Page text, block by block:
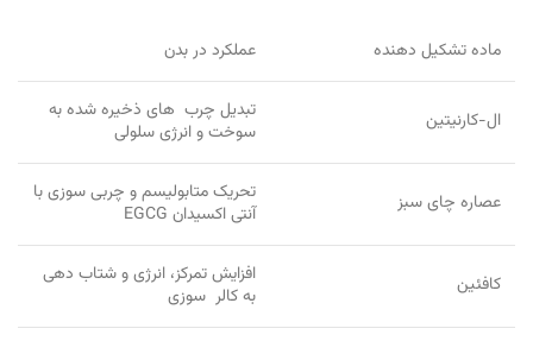
ماده تشکیل دهنده عملکرد در بدن
ال-کارنیتین
تبدیل چرب های ذخیره شده به
سوخت و انرژی سلولی
عصاره چای سبز
تحریک متابولیسم و چربی سوزی با
آنتی اکسیدان EGCG
کافئین
افزایش تمرکز، انرژی و شتاب دهی
به کالر سوزی